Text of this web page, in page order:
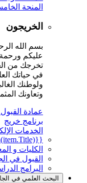
المنحة
الخريجون
بسم الله
عليكم ورحمة
تخرجك من
في حياتك
ولوطنك
وتعاونك
عمادة
برنامج خريج
الخدمات
{{mmc.getCurrentTranslation(item.Title)}}
الكليات و
القبول في
البرامج
البحث العلمي في